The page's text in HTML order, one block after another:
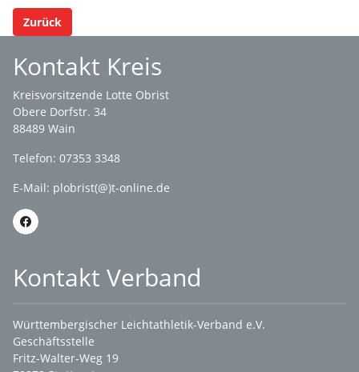
Zurück
Kontakt Kreis
Kreisvorsitzende Lotte Obrist
Obere Dorfstr. 34
88489 Wain
Telefon: 07353 3348
E-Mail: plobrist(@)t-online.de
Kontakt Verband
Württembergischer Leichtathletik-Verband e.V.
Geschäftsstelle
Fritz-Walter-Weg 19